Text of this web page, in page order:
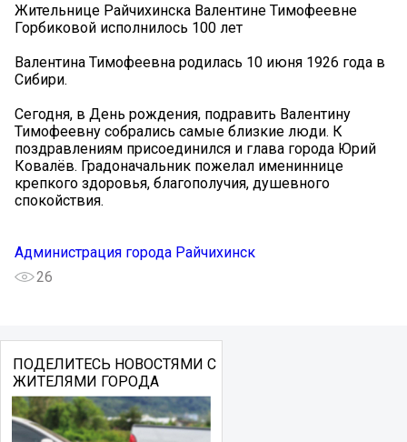
Жительнице Райчихинска Валентине Тимофеевне
Горбиковой исполнилось 100 лет
Валентина Тимофеевна родилась 10 июня 1926 года в
Сибири.
Сегодня, в День рождения, подравить Валентину
Тимофеевну собрались самые близкие люди. К
поздравлениям присоединился и глава города Юрий
Ковалёв. Градоначальник пожелал имениннице
крепкого здоровья, благополучия, душевного
спокойствия.
Администрация города Райчихинск
26
ПОДЕЛИТЕСЬ НОВОСТЯМИ С
ЖИТЕЛЯМИ ГОРОДА